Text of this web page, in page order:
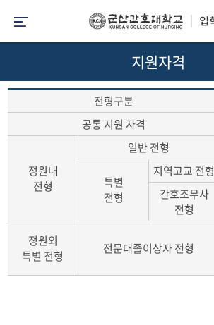
지원자격
전형구분
공통 지원 자격
정원내
전형
일반 전형
특별
전형
지역고교 전형
간호조무사
전형
정원외
특별 전형
전문대졸이상자 전형